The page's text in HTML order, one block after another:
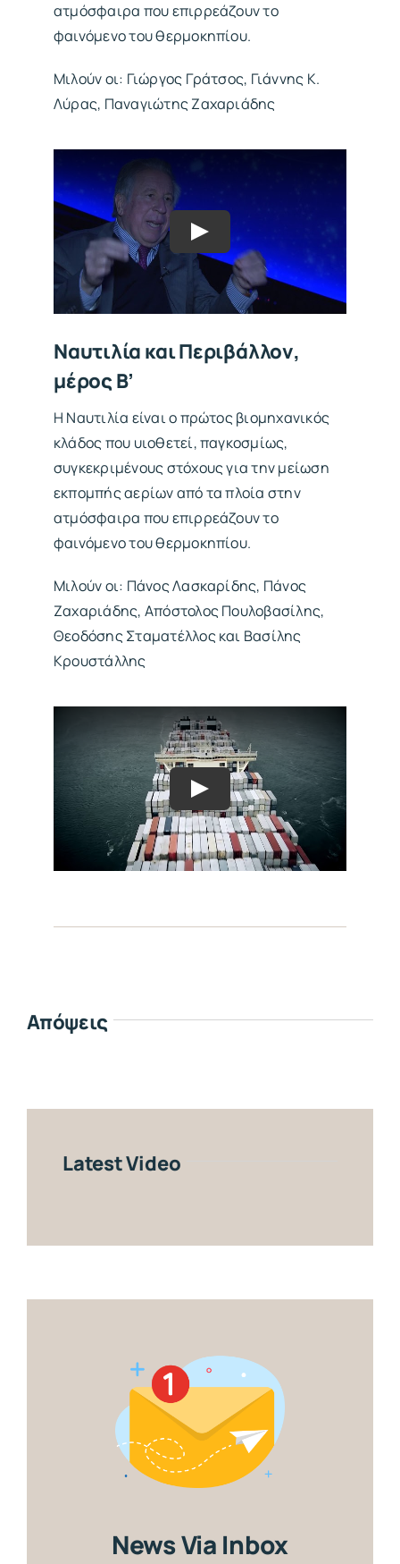
ατμόσφαιρα που επιρρεάζουν το
φαινόμενο του θερμοκηπίου.
Μιλούν οι: Γιώργος Γράτσος, Γιάννης Κ.
Λύρας, Παναγιώτης Ζαχαριάδης
Ναυτιλία και Περιβάλλον,
μέρος Β’
Η Ναυτιλία είναι ο πρώτος βιομηχανικός
κλάδος που υιοθετεί, παγκοσμίως,
συγκεκριμένους στόχους για την μείωση
εκπομπής αερίων από τα πλοία στην
ατμόσφαιρα που επιρρεάζουν το
φαινόμενο του θερμοκηπίου.
Μιλούν οι: Πάνος Λασκαρίδης, Πάνος
Ζαχαριάδης, Απόστολος Πουλοβασίλης,
Θεοδόσης Σταματέλλος και Βασίλης
Κρουστάλλης
Απόψεις
Latest Video
News Via Inbox